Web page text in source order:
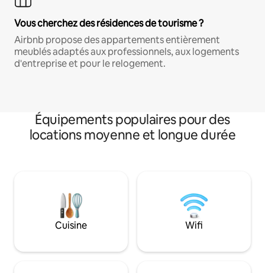
Vous cherchez des résidences de tourisme ?
Airbnb propose des appartements entièrement
meublés adaptés aux professionnels, aux logements
d'entreprise et pour le relogement.
Équipements populaires pour des
locations moyenne et longue durée
Cuisine Wifi